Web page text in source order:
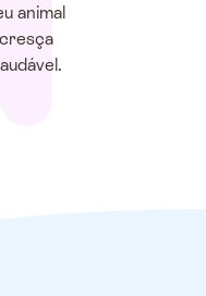
animal
cresça